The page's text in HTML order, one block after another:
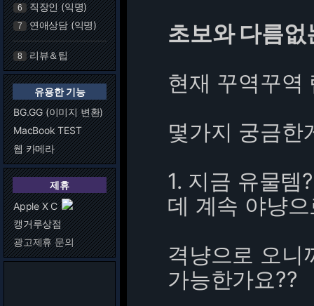
6 직장인 (익명)
7 연애상담 (익명)
8 리뷰＆팁
유용한 기능
BG.GG (이미지 변환)
MacBook TEST
웹 카메라
제휴
Apple X C
캥거루상점
광고제휴 문의
초보와 다름
현재 꾸역꾸역
몇가지 궁금한
1. 지금 유물템
데 계속 야냥
격냥으로 오니
가능한가요??